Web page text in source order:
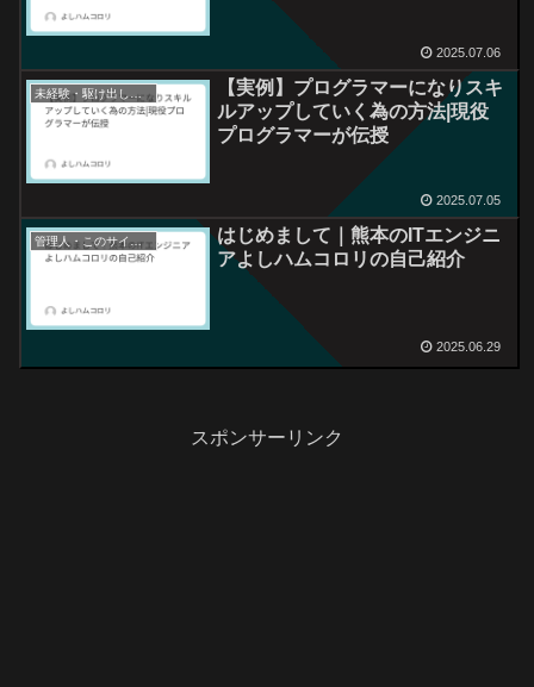
2025.07.06
未経験・駆け出し向け
【実例】プログラマーになりスキ
ルアップしていく為の方法|現役
プログラマーが伝授
2025.07.05
管理人・このサイトについて
はじめまして｜熊本のITエンジニ
アよしハムコロリの自己紹介
2025.06.29
スポンサーリンク